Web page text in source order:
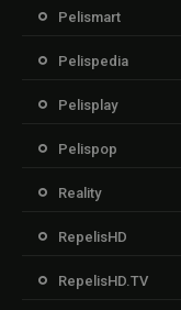
Pelismart
Pelispedia
Pelisplay
Pelispop
Reality
RepelisHD
RepelisHD.TV